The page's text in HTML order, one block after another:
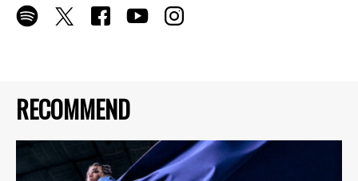
RECOMMEND